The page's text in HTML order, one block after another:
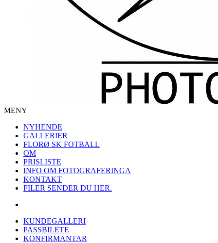
MENY
NYHENDE
GALLERIER
FLORØ SK FOTBALL
OM
PRISLISTE
INFO OM FOTOGRAFERINGA
KONTAKT
FILER SENDER DU HER.
KUNDEGALLERI
PASSBILETE
KONFIRMANTAR